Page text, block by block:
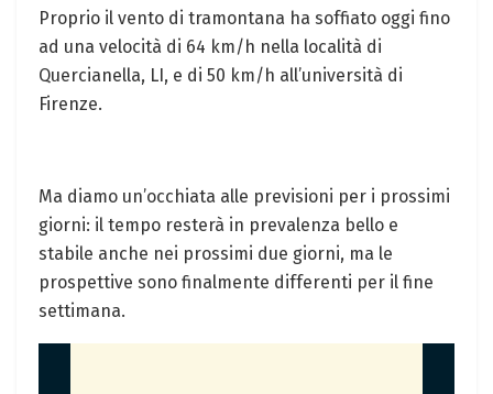
Proprio il vento di tramontana ha soffiato oggi fino
ad una velocità di 64 km/h nella località di
Quercianella, LI, e di 50 km/h all’università di
Firenze.
Ma diamo un’occhiata alle previsioni per i prossimi
giorni: il tempo resterà in prevalenza bello e
stabile anche nei prossimi due giorni, ma le
prospettive sono finalmente differenti per il fine
settimana.